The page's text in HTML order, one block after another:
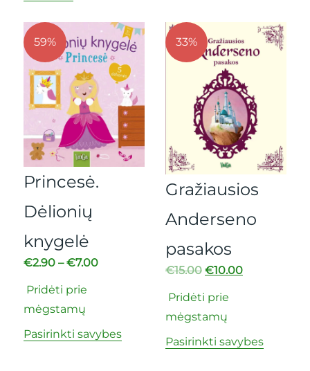
Princesė.
Dėlionių
knygelė
€2.90 – €7.00
Pridėti prie
mėgstamų
Pasirinkti savybes
59%
Gražiausios
Anderseno
pasakos
€15.00 €10.00
Pridėti prie
mėgstamų
Pasirinkti savybes
33%